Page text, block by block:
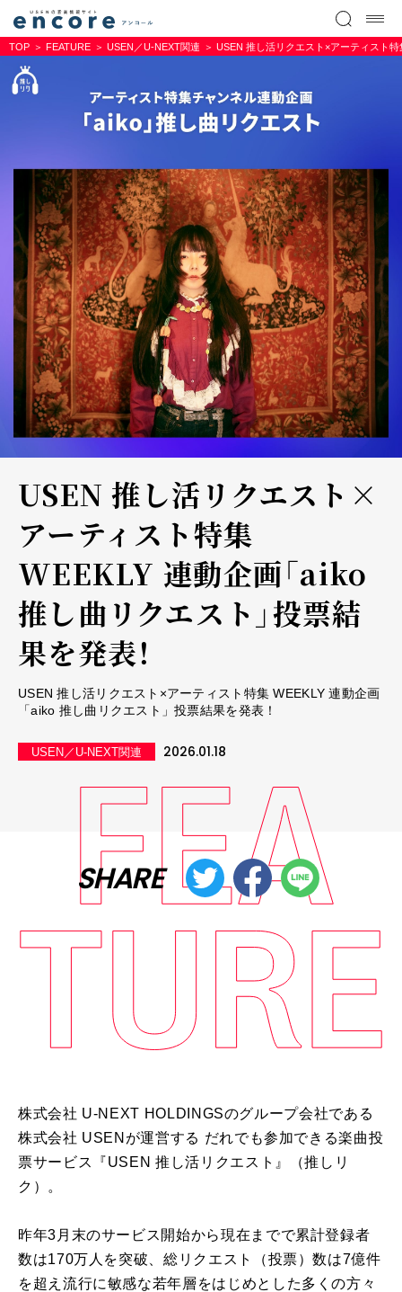
TOP FEATURE USEN／U-NEXT関連 USEN 推し活リクエスト×アーティスト
USEN 推し活リクエスト×
アーティスト特集
WEEKLY 連動企画「aiko
推し曲リクエスト」投票結
果を発表！
USEN 推し活リクエスト×アーティスト特集 WEEKLY 連動企画
「aiko 推し曲リクエスト」投票結果を発表！
USEN／U-NEXT関連 2026.01.18
SHARE
株式会社 U-NEXT HOLDINGSのグループ会社である
株式会社 USEN が運営する だれでも参加できる楽曲投
票サービス『USEN推し活リクエスト』（推しリ
ク）。
昨年3 月末のサービス開始から現在までで累計登録者
数は170万人を突破、総リクエスト（投票）数は7億件
を超え流行に敏感な若年層をはじめとした多くの方々